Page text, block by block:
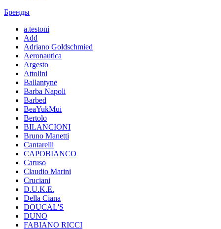
Бренды
a.testoni
Add
Adriano Goldschmied
Aeronautica
Argesto
Attolini
Ballantyne
Barba Napoli
Barbed
BeaYukMui
Bertolo
BILANCIONI
Bruno Manetti
Cantarelli
CAPOBIANCO
Caruso
Claudio Marini
Cruciani
D.U.K.E.
Della Ciana
DOUCAL'S
DUNO
FABIANO RICCI